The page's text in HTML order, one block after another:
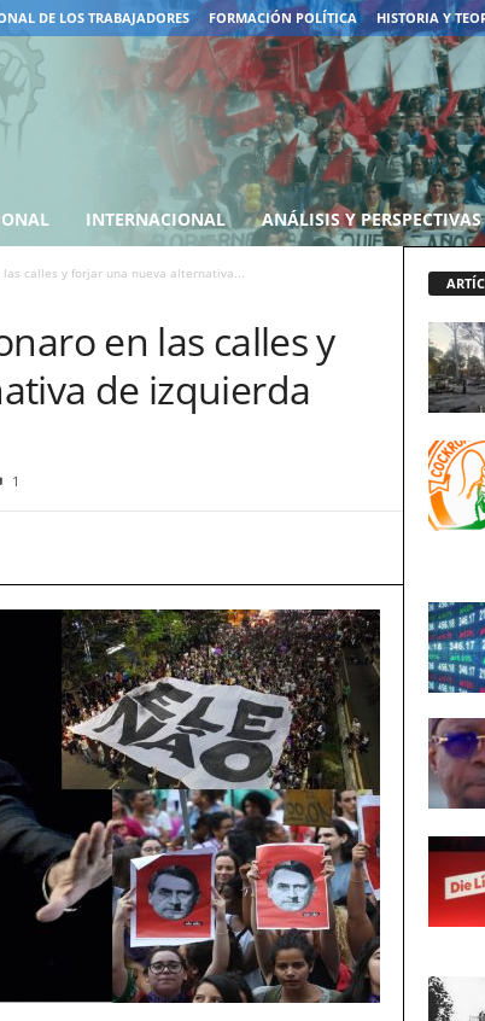
DE LOS TRABAJADORES FORMACIÓN POLÍTICA HISTORIA Y
INTERNACIONAL ANÁLISIS Y PERSPECTIVAS
las calles y forjar una nueva alternativa...
en las calles y
de izquierda
1